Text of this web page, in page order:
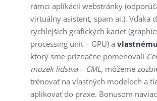
rámci aplikácií webstránky
virtuálny asistent, spam ai.). Vďaka
rýchlejších grafických kariet
processing unit – GPU) a
ktorý sme príznačne pomenovali
mozek lidstva– CML, môžeme
trénovať na vlastných modeloch a
aplikovať do praxe. Bonusom